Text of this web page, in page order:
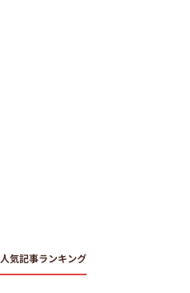
人気記事ランキング